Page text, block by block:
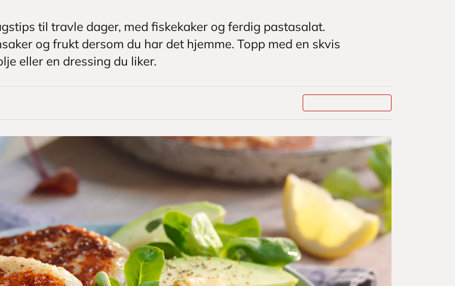
til travle dager, med fiskekaker og ferdig pastasalat.
og frukt dersom du har det hjemme. Topp med en skvis
eller en dressing du liker.